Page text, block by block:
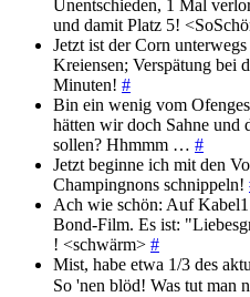
Unentschieden, 1 Mal
und damit Platz 5!
Jetzt ist der Corn
Kreiensen; Verspätung bei
Minuten! #
Bin ein wenig vom
hätten wir doch Sahne und
sollen? Hhmmm … #
Jetzt beginne ich mit den
Champingnons schnippeln!
Ach wie schön: Auf
Bond-Film. Es ist:
! <schwärm> #
Mist, habe etwa 1/3 des
So 'nen blöd! Was tut man